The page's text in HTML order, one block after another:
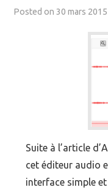
Posted on30 mars 2015
Suite à l’article
cet éditeur audio
interface simple